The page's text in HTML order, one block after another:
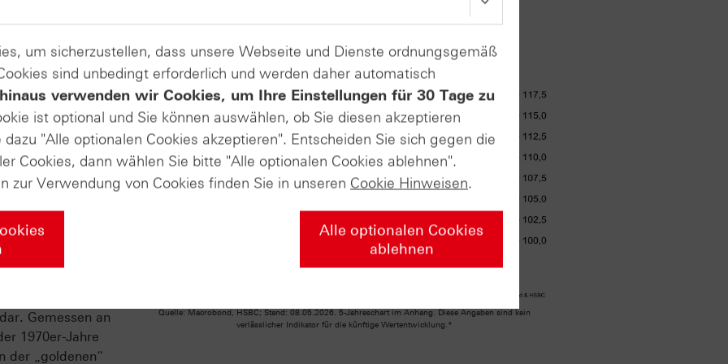
– wie 2026
in eine
erstreckt sich bis
beste Phase des
hält bis zum
im
also in den
der
Ab Anfang Juli
hinaus fällt
aus.
Gemessen an
1970er-Jahre
der „goldenen“
Quelle: Macrobond, HSBC; Stand: 08.05.2026. 5-Jahreschart im Anhang. Diese Angaben sind kein
verlässlicher Indikator für die künftige Wertentwicklung.*
um sicherzustellen, dass unsere Webseite und Dienste ordnungsgemäß
sind unbedingt erforderlich und werden daher automatisch
verwenden wir Cookies, um Ihre Einstellungen für 30 Tage zu
ist optional und Sie können auswählen, ob Sie diesen akzeptieren
"Alle optionalen Cookies akzeptieren". Entscheiden Sie sich gegen die
Cookies, dann wählen Sie bitte "Alle optionalen Cookies ablehnen".
zur Verwendung von Cookies finden Sie in unseren Cookie Hinweisen.
Alle optionalen Cookies
ablehnen